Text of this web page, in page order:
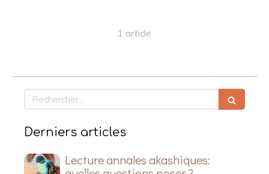
1 article
Rechercher
Derniers articles
Lecture annales akashiques: